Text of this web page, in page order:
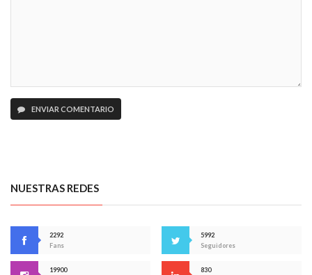
ENVIAR COMENTARIO
NUESTRAS REDES
2292
Fans
5992
Seguidores
19900
830